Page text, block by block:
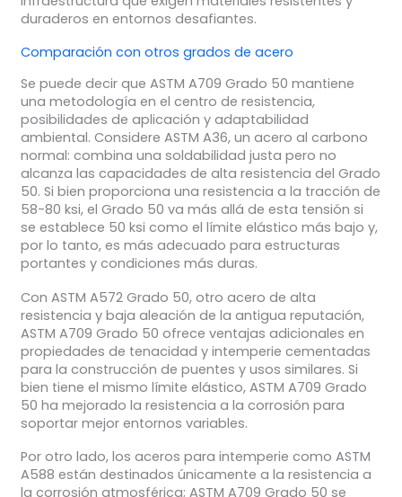
duraderos en entornos desafiantes.
Comparación con otros grados de acero
Se puede decir que ASTM A709 Grado 50 mantiene
una metodología en el centro de resistencia,
posibilidades de aplicación y adaptabilidad
ambiental. Considere ASTM A36, un acero al carbono
normal: combina una soldabilidad justa pero no
alcanza las capacidades de alta resistencia del Grado
50. Si bien proporciona una resistencia a la tracción de
58-80 ksi, el Grado 50 va más allá de esta tensión si
se establece 50 ksi como el límite elástico más bajo y,
por lo tanto, es más adecuado para estructuras
portantes y condiciones más duras.
Con ASTM A572 Grado 50, otro acero de alta
resistencia y baja aleación de la antigua reputación,
ASTM A709 Grado 50 ofrece ventajas adicionales en
propiedades de tenacidad y intemperie cementadas
para la construcción de puentes y usos similares. Si
bien tiene el mismo límite elástico, ASTM A709 Grado
50 ha mejorado la resistencia a la corrosión para
soportar mejor entornos variables.
Por otro lado, los aceros para intemperie como ASTM
A588 están destinados únicamente a la resistencia a
la corrosión atmosférica; ASTM A709 Grado 50 se